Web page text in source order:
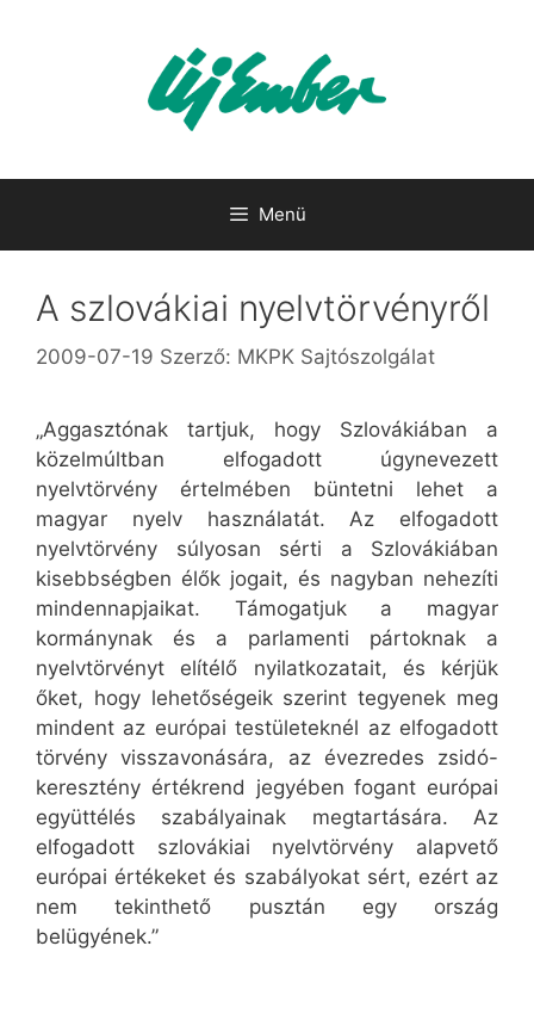
Menü
A szlovákiai nyelvtörvényről
2009-07-19 Szerző: MKPK Sajtószolgálat
„Aggasztónak tartjuk, hogy Szlovákiában a
közelmúltban elfogadott úgynevezett
nyelvtörvény értelmében büntetni lehet a
magyar nyelv használatát. Az elfogadott
nyelvtörvény súlyosan sérti a Szlovákiában
kisebbségben élők jogait, és nagyban nehezíti
mindennapjaikat. Támogatjuk a magyar
kormánynak és a parlamenti pártoknak a
nyelvtörvényt elítélő nyilatkozatait, és kérjük
őket, hogy lehetőségeik szerint tegyenek meg
mindent az európai testületeknél az elfogadott
törvény visszavonására, az évezredes zsidó-
keresztény értékrend jegyében fogant európai
együttélés szabályainak megtartására. Az
elfogadott szlovákiai nyelvtörvény alapvető
európai értékeket és szabályokat sért, ezért az
nem tekinthető pusztán egy ország
belügyének.”